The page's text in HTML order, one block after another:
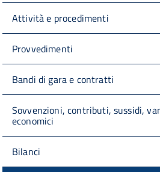
Attività e procedimenti
Provvedimenti
Bandi di gara e contratti
Sovvenzioni, contributi, sussidi,
economici
Bilanci